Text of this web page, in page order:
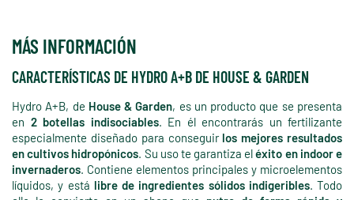
MÁS INFORMACIÓN
CARACTERÍSTICAS DE HYDRO A+B DE HOUSE & GARDEN
Hydro A+B, de House & Garden, es un producto que se presenta
en 2 botellas indisociables. En él encontrarás un fertilizante
especialmente diseñado para conseguirlos mejores resultados
en cultivos hidropónicos. Su uso te garantiza eléxito en indoor e
invernaderos. Contiene elementos principales y microelementos
líquidos, y está libre de ingredientes sólidos indigeribles. Todo